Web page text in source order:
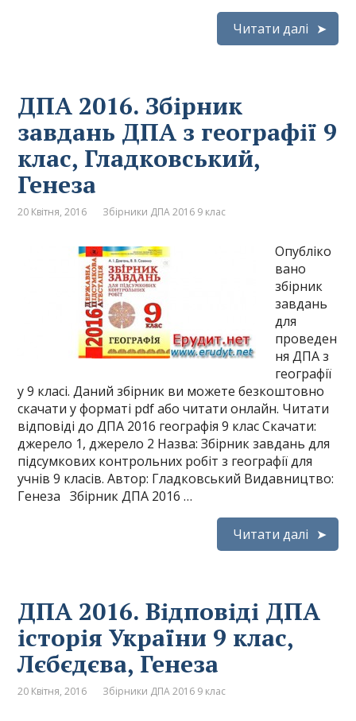
Читати далі
ДПА 2016. Збірник
завдань ДПА з географії 9
клас, Гладковський,
Генеза
20 Квітня, 2016 Збірники ДПА 2016 9 клас
Опубліко
вано
збірник
завдань
для
проведен
ня ДПА з
географії
у 9 класі. Даний збірник ви можете безкоштовно
скачати у форматі pdf або читати онлайн. Читати
відповіді до ДПА 2016 географія 9 клас Скачати:
джерело 1, джерело 2 Назва: Збірник завдань для
підсумкових контрольних робіт з географії для
учнів 9 класів. Автор: Гладковський Видавництво:
Генеза Збірник ДПА 2016 …
Читати далі
ДПА 2016. Відповіді ДПА
історія України 9 клас,
Лєбєдєва, Генеза
20 Квітня, 2016 Збірники ДПА 2016 9 клас